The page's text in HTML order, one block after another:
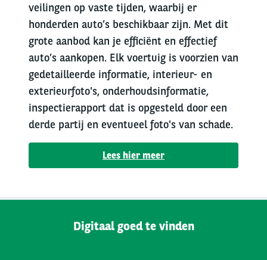
veilingen op vaste tijden, waarbij er
honderden auto’s beschikbaar zijn. Met dit
grote aanbod kan je efficiënt en effectief
auto’s aankopen. Elk voertuig is voorzien van
gedetailleerde informatie, interieur- en
exterieurfoto's, onderhoudsinformatie,
inspectierapport dat is opgesteld door een
derde partij en eventueel foto's van schade.
Lees hier meer
Digitaal goed te vinden